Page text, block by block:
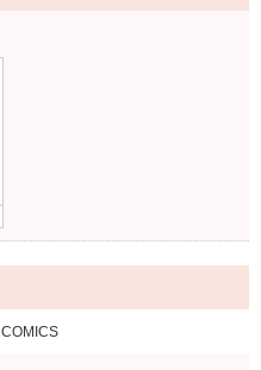
COMICS